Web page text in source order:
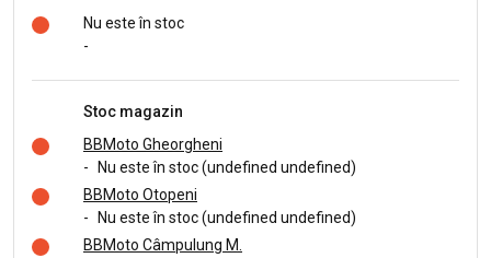
Nu este în stoc
-
Stoc magazin
BBMoto Gheorgheni
-
Nu este în stoc (undefined undefined)
BBMoto Otopeni
-
Nu este în stoc (undefined undefined)
BBMoto Câmpulung M.